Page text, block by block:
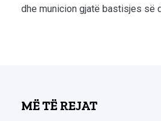
dhe municion gjatë bastisjes së
MË TË REJAT